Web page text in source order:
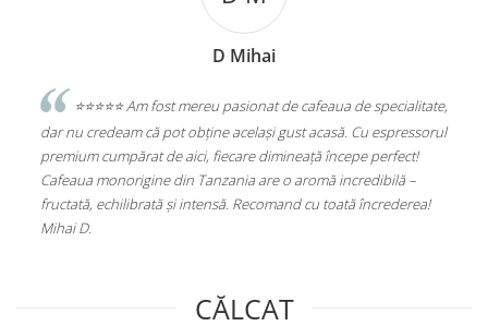
D Mihai
⭐️⭐️⭐️⭐️⭐️ Am fost mereu pasionat de cafeaua de specialitate,
dar nu credeam că pot obține același gust acasă. Cu espressorul
premium cumpărat de aici, fiecare dimineață începe perfect!
Cafeaua monorigine din Tanzania are o aromă incredibilă –
fructată, echilibrată și intensă. Recomand cu toată încrederea!
Mihai D.
CĂLCAT